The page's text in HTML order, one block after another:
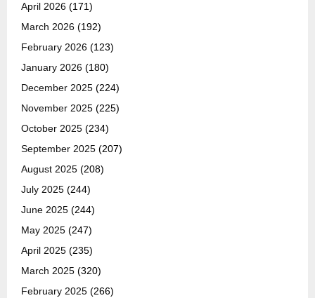
April 2026 (171)
March 2026 (192)
February 2026 (123)
January 2026 (180)
December 2025 (224)
November 2025 (225)
October 2025 (234)
September 2025 (207)
August 2025 (208)
July 2025 (244)
June 2025 (244)
May 2025 (247)
April 2025 (235)
March 2025 (320)
February 2025 (266)